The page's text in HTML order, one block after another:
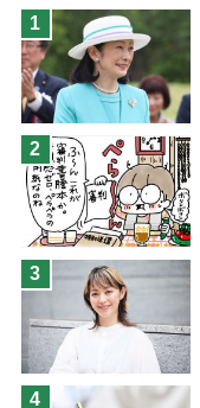
猫が母になつきませ
息子の遠距離介護
兄がボケました
予防法
1
2
3
4